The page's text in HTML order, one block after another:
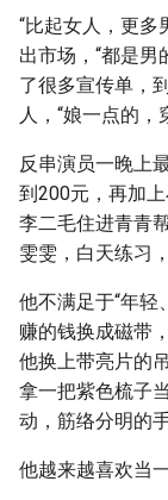
“比起女人，更多
出市场，“都是
了很多宣传单，
人，“娘一点的，
反串演员一晚上
到200元，再加
李二毛住进青青
雯雯，白天练习
他不满足于“年轻
赚的钱换成磁带
他换上带亮片的
拿一把紫色梳子
动，筋络分明的
他越来越喜欢当